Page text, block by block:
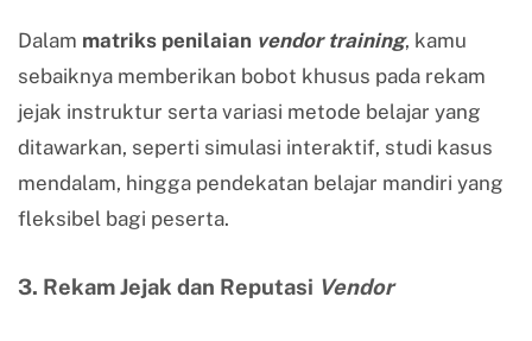
Dalam matriks penilaian vendor training, kamu
sebaiknya memberikan bobot khusus pada rekam
jejak instruktur serta variasi metode belajar yang
ditawarkan, seperti simulasi interaktif, studi kasus
mendalam, hingga pendekatan belajar mandiri yang
fleksibel bagi peserta.
3. Rekam Jejak dan Reputasi Vendor